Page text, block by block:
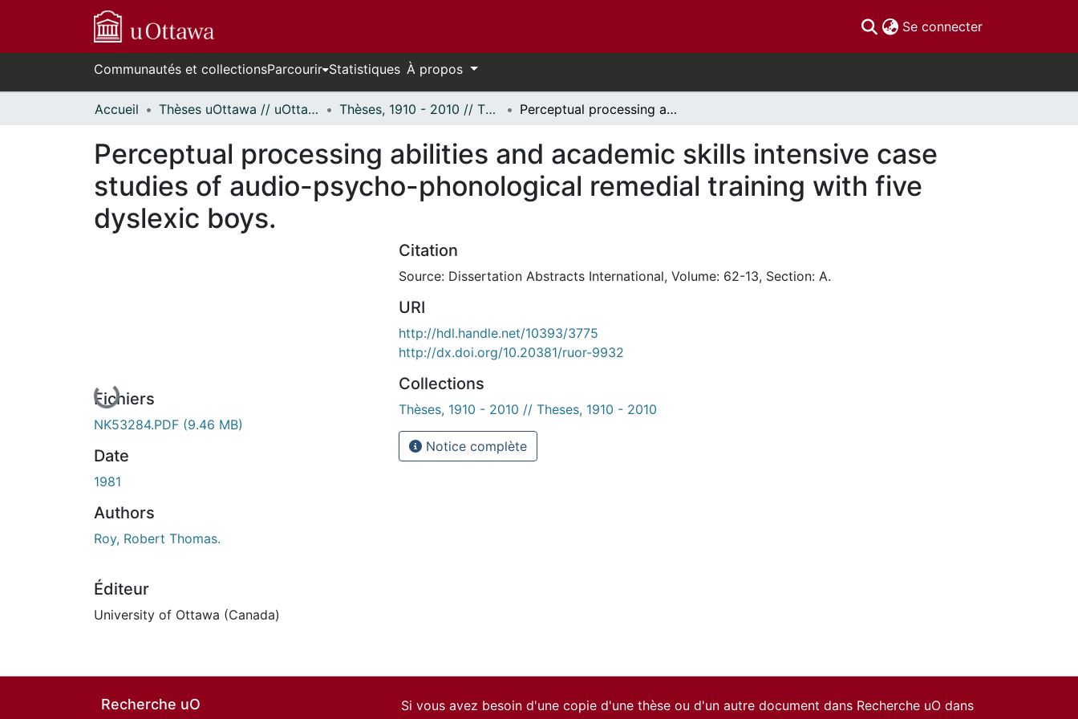
Se connecter(current)
Communautés et collectionsParcourir Statistiques À propos
Accueil Thèses uOttawa // uOttawa Theses Thèses, 1910 - 2010 // Theses, 1910 - 2010 Perceptual processing abilities and academic skills intensive case studies of audio-psycho-phonological remedial training with five dyslexic boys.
Perceptual processing abilities and academic skills intensive case
studies of audio-psycho-phonological remedial training with five
dyslexic boys.
En cours de chargement...
Fichiers
NK53284.PDF (9.46 MB)
Date
1981
Authors
Roy, Robert Thomas.
Éditeur
University of Ottawa (Canada)
Citation
Source: Dissertation Abstracts International, Volume: 62-13, Section: A.
URI
http://hdl.handle.net/10393/3775
http://dx.doi.org/10.20381/ruor-9932
Collections
Thèses, 1910 - 2010 // Theses, 1910 - 2010
Notice complète
Recherche uO
Si vous avez besoin d'une copie d'une thèse ou d'un autre document dans Recherche uO dans